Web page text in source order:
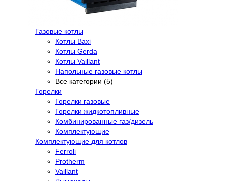
Газовые котлы
Котлы Baxi
Котлы Gerda
Котлы Vaillant
Напольные газовые котлы
Все категории (5)
Горелки
Горелки газовые
Горелки жидкотопливные
Комбинированные газ/дизель
Комплектующие
Комплектующие для котлов
Ferroli
Protherm
Vaillant